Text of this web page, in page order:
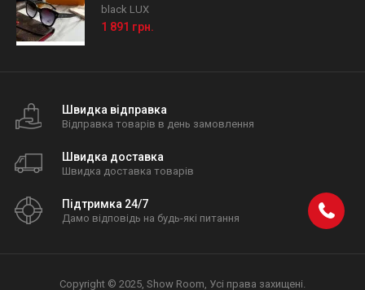
black LUX
1 891 грн.
Швидка відправка
Відправка товарів в день замовлення
Швидка доставка
Швидка доставка товарів
Підтримка 24/7
Дамо відповідь на будь-які питання
Copyright © 2025, Show Room, Усі права захищені.